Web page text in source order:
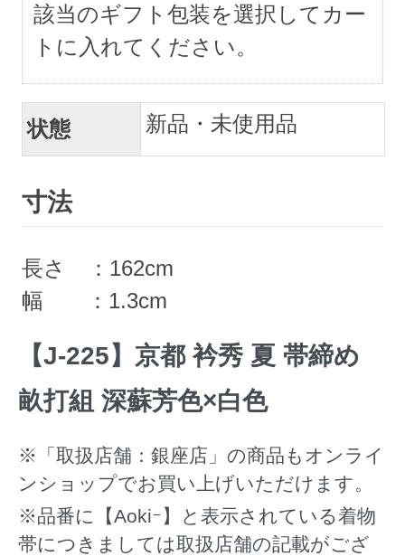
該当のギフト包装を選択してカー
トに入れてください。
状態 新品・未使用品
寸法
長さ ：162cm
幅 ：1.3cm
【J-225】京都 衿秀 夏 帯締め
畝打組 深蘇芳色×白色
※「取扱店舗：銀座店」の商品もオンライ
ンショップでお買い上げいただけます。
※品番に【Aokiｰ】と表示されている着物
帯につきましては取扱店舗の記載がござ